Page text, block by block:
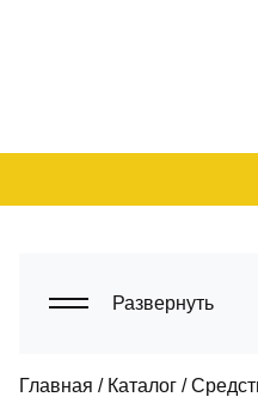
Главная / Каталог /
Развернуть